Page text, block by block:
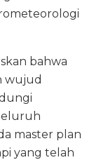
bahwa
wujud
master plan
yang telah